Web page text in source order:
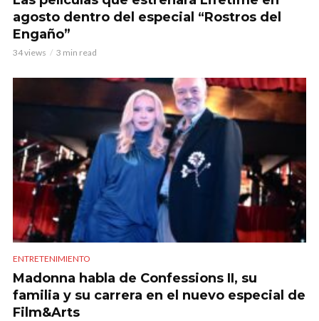
agosto dentro del especial “Rostros del
Engaño”
34 views 3 min read
ENTRETENIMIENTO
Madonna habla de Confessions II, su
familia y su carrera en el nuevo especial de
Film&Arts